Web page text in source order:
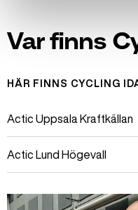
Var finns
HÄR FINNS CYCLING
Actic Uppsala Kraftkällan
Actic Lund Högevall